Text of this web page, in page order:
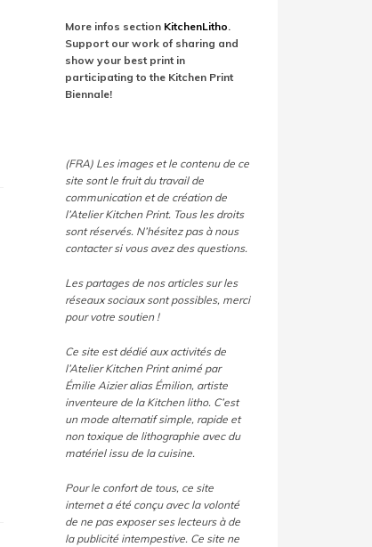
More infos section KitchenLitho.
Support our work of sharing and
show your best print in
participating to the Kitchen Print
Biennale!
(FRA) Les images et le contenu de ce
site sont le fruit du travail de
communication et de création de
l’Atelier Kitchen Print. Tous les droits
sont réservés. N’hésitez pas à nous
contacter si vous avez des questions.
Les partages de nos articles sur les
réseaux sociaux sont possibles, merci
pour votre soutien !
Ce site est dédié aux activités de
l’Atelier Kitchen Print animé par
Émilie Aizier alias Émilion, artiste
inventeure de la Kitchen litho. C’est
un mode alternatif simple, rapide et
non toxique de lithographie avec du
matériel issu de la cuisine.
Pour le confort de tous, ce site
internet a été conçu avec la volonté
de ne pas exposer ses lecteurs à de
la publicité intempestive. Ce site ne